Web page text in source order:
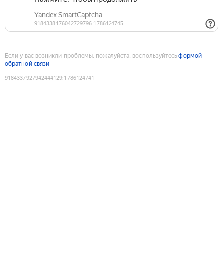
Если у вас возникли проблемы, пожалуйста, воспользуйтесьформой
обратной связи
9184337927942444129:1786124741